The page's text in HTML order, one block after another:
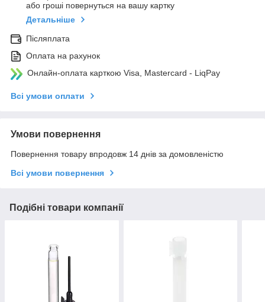
або гроші повернуться на вашу картку
Детальніше
Післяплата
Оплата на рахунок
Онлайн-оплата карткою Visa, Mastercard - LiqPay
Всі умови оплати
Умови повернення
Повернення товару впродовж 14 днів за домовленістю
Всі умови повернення
Подібні товари компанії